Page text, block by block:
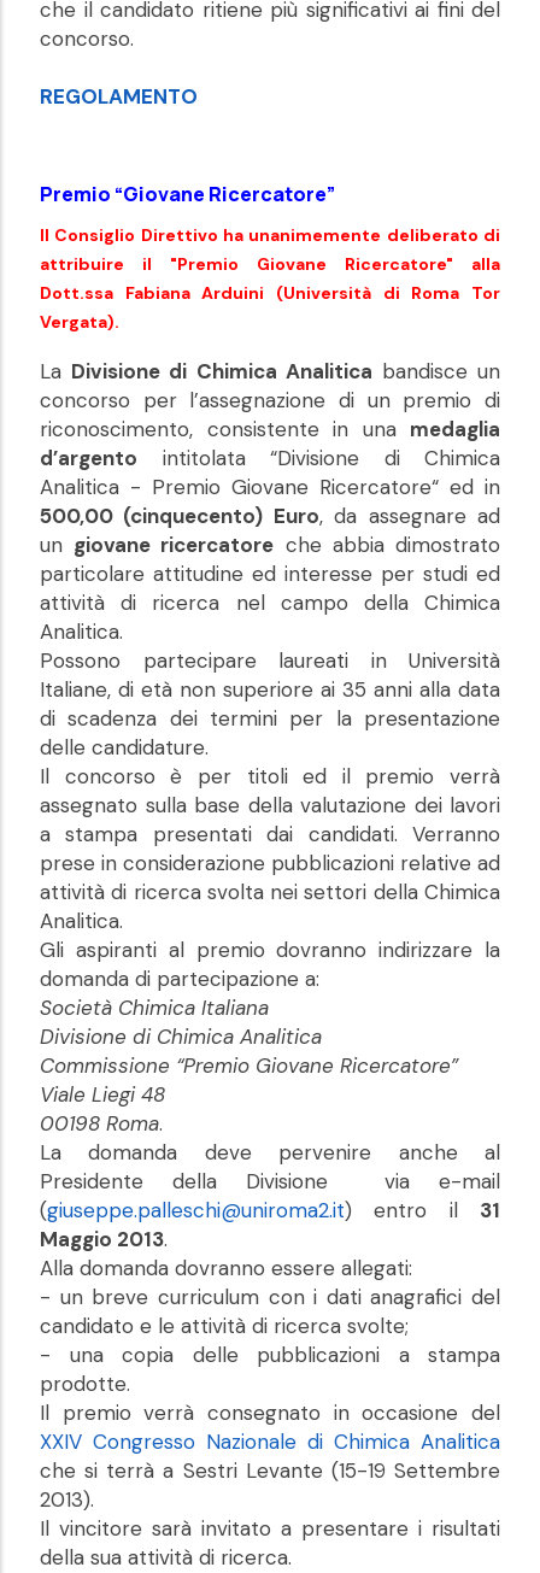
che il candidato ritiene più significativi ai fini del
concorso.
REGOLAMENTO
Premio “Giovane Ricercatore”
Il Consiglio Direttivo ha unanimemente deliberato di
attribuire il "Premio Giovane Ricercatore" alla
Dott.ssa Fabiana Arduini (Università di Roma Tor
Vergata).
La Divisione di Chimica Analitica bandisce un
concorso per l’assegnazione di un premio di
riconoscimento, consistente in una medaglia
d’argento intitolata “Divisione di Chimica
Analitica - Premio Giovane Ricercatore“ ed in
500,00 (cinquecento) Euro, da assegnare ad
un giovane ricercatore che abbia dimostrato
particolare attitudine ed interesse per studi ed
attività di ricerca nel campo della Chimica
Analitica.
Possono partecipare laureati in Università
Italiane, di età non superiore ai 35 anni alla data
di scadenza dei termini per la presentazione
delle candidature.
Il concorso è per titoli ed il premio verrà
assegnato sulla base della valutazione dei lavori
a stampa presentati dai candidati. Verranno
prese in considerazione pubblicazioni relative ad
attività di ricerca svolta nei settori della Chimica
Analitica.
Gli aspiranti al premio dovranno indirizzare la
domanda di partecipazione a:
Società Chimica Italiana
Divisione di Chimica Analitica
Commissione “Premio Giovane Ricercatore”
Viale Liegi 48
00198 Roma.
La domanda deve pervenire anche al
Presidente della Divisione via e-mail
(giuseppe.palleschi@uniroma2.it) entro il 31
Maggio 2013.
Alla domanda dovranno essere allegati:
- un breve curriculum con i dati anagrafici del
candidato e le attività di ricerca svolte;
- una copia delle pubblicazioni a stampa
prodotte.
Il premio verrà consegnato in occasione del
XXIV Congresso Nazionale di Chimica Analitica
che si terrà a Sestri Levante (15-19 Settembre
2013).
Il vincitore sarà invitato a presentare i risultati
della sua attività di ricerca.